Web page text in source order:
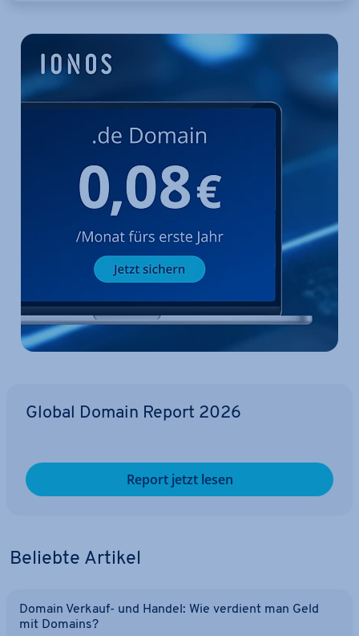
Global Domain Report 2026
Report jetzt lesen
Beliebte Artikel
Domain Verkauf- und Handel: Wie verdient man Geld
mit Domains?